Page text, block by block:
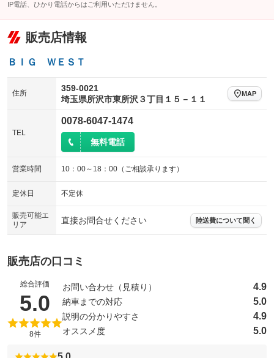
電動格納サードシート
：装備なし シートヒーター
：装備なし
サイドカメラ
：装備なし ：装備なし
：装備なし
IP電話、ひかり電話からはご利用いただけません。
販売店情報
ＢＩＧ ＷＥＳＴ
住所
359-0021
埼玉県所沢市東所沢３丁目１５－１１
MAP
TEL
0078-6047-1474
無料電話
営業時間 10：00～18：00（ご相談承ります）
定休日 不定休
販売可能エ
リア
直接お問合せください 陸送費について聞く
販売店の口コミ
総合評価
5.0 （5点満点中）
8件
お問い合わせ（見積り） 4.9
納車までの対応 5.0
説明の分かりやすさ 4.9
オススメ度 5.0